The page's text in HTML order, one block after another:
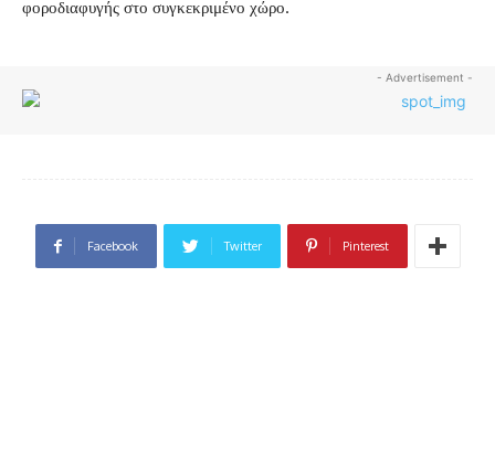
φοροδιαφυγής στο συγκεκριμένο χώρο.
- Advertisement -
Facebook Twitter Pinterest